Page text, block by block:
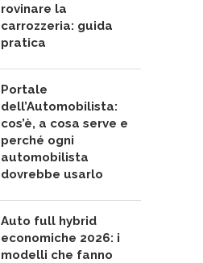
rovinare la
carrozzeria: guida
pratica
Portale
dell’Automobilista:
cos’è, a cosa serve e
perché ogni
automobilista
dovrebbe usarlo
Auto full hybrid
economiche 2026: i
modelli che fanno